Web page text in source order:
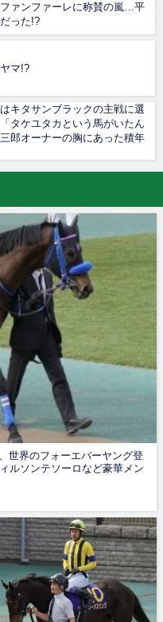
ァンファーレに称賛の嵐…平
った!?
マ!?
キタサンブラックの主戦に選
タケユタカという馬がいたん
郎オーナーの胸にあった積年
世界のフォーエバーヤング登
ルソンテソーロなど豪華メン